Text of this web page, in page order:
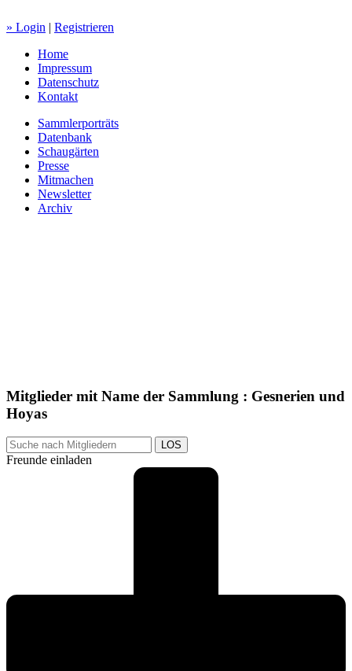
» Login | Registrieren
Home
Impressum
Datenschutz
Kontakt
Sammlerporträts
Datenbank
Schaugärten
Presse
Mitmachen
Newsletter
Archiv
Mitglieder mit Name der Sammlung : Gesnerien und
Hoyas
LOS
Freunde einladen